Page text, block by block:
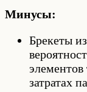
Минусы:
Брекеты
элементов
затратах